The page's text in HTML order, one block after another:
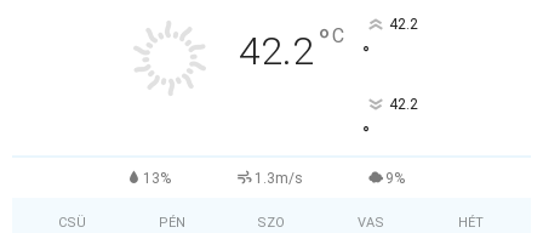
42.2°C 42.2
°
42.2
°
13% 1.3m/s 9%
CSÜ PÉN SZO VAS HÉT